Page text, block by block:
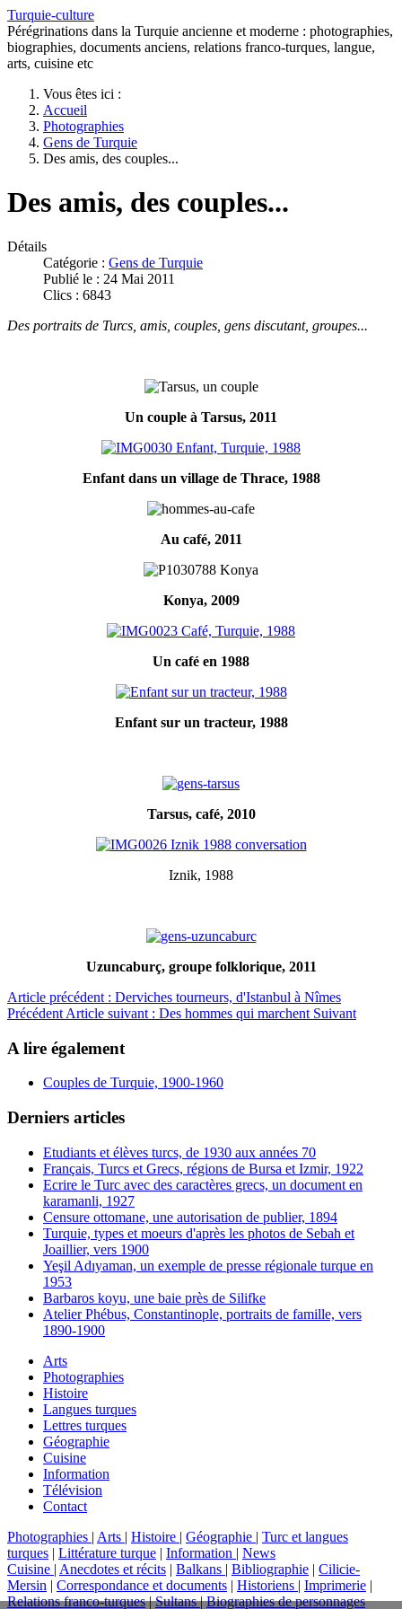
Turquie-culture
Pérégrinations dans la Turquie ancienne et moderne : photographies,
biographies, documents anciens, relations franco-turques, langue,
arts, cuisine etc
Vous êtes ici :
Accueil
Photographies
Gens de Turquie
Des amis, des couples...
Des amis, des couples...
Détails
Catégorie : Gens de Turquie
Publié le : 24 Mai 2011
Clics : 6843
Des portraits de Turcs, amis, couples, gens discutant, groupes...
Un couple à Tarsus, 2011
Enfant dans un village de Thrace, 1988
Au café, 2011
Konya, 2009
Un café en 1988
Enfant sur un tracteur, 1988
Tarsus, café, 2010
Iznik, 1988
Uzuncaburç, groupe folklorique, 2011
Article précédent : Derviches tourneurs, d'Istanbul à Nîmes
Précédent Article suivant : Des hommes qui marchent Suivant
A lire également
Couples de Turquie, 1900-1960
Derniers articles
Etudiants et élèves turcs, de 1930 aux années 70
Français, Turcs et Grecs, régions de Bursa et Izmir, 1922
Ecrire le Turc avec des caractères grecs, un document en
karamanli, 1927
Censure ottomane, une autorisation de publier, 1894
Turquie, types et moeurs d'après les photos de Sebah et
Joaillier, vers 1900
Yeşil Adıyaman, un exemple de presse régionale turque en
1953
Barbaros koyu, une baie près de Silifke
Atelier Phébus, Constantinople, portraits de famille, vers
1890-1900
Arts
Photographies
Histoire
Langues turques
Lettres turques
Géographie
Cuisine
Information
Télévision
Contact
Photographies | Arts | Histoire | Géographie | Turc et langues
turques | Littérature turque | Information | News
Cuisine | Anecdotes et récits | Balkans | Bibliographie | Cilicie-
Mersin | Correspondance et documents | Historiens | Imprimerie |
Relations franco-turques|Sultans|Biographies de personnages